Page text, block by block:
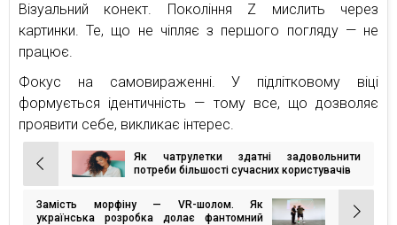
Візуальний конект. Покоління Z мислить через
картинки. Те, що не чіпляє з першого погляду — не
працює.
Фокус на самовираженні. У підлітковому віці
формується ідентичність — тому все, що дозволяє
проявити себе, викликає інтерес.
Навігація
записів
Як чатрулетки здатні задовольнити
потреби більшості сучасних користувачів
Замість морфіну — VR-шолом. Як
українська розробка долає фантомний